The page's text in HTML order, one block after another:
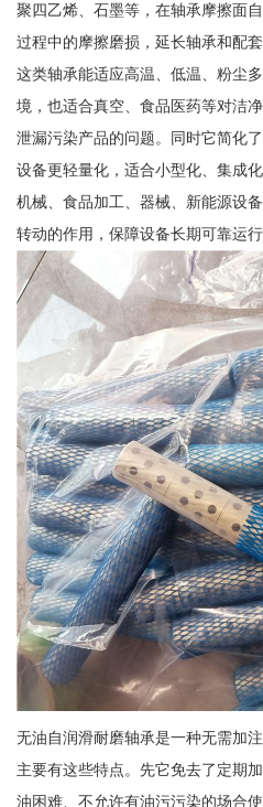
聚四乙烯、石墨等，在轴承摩擦面
过程中的摩擦磨损，延长轴承和配套
这类轴承能适应高温、低温、粉尘
境，也适合真空、食品医药等对洁
泄漏污染产品的问题。同时它简化
设备更轻量化，适合小型化、集成
机械、食品加工、器械、新能源设
转动的作用，保障设备长期可靠运行
无油自润滑耐磨轴承是一种无需加
主要有这些特点。先它免去了定期
油困难、不允许有油污污染的场合